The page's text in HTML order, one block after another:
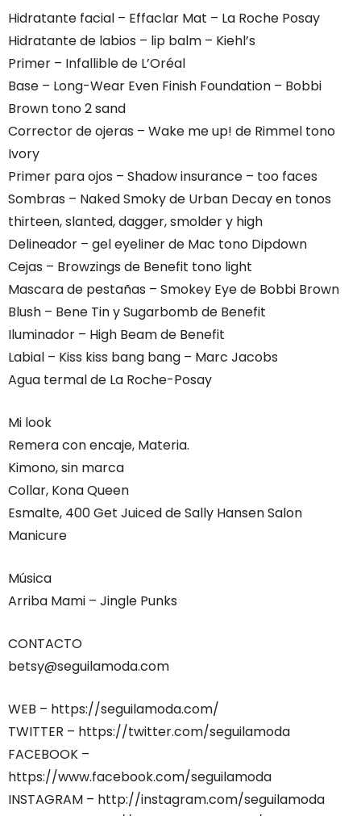
Hidratante facial – Effaclar Mat – La Roche Posay
Hidratante de labios – lip balm – Kiehl’s
Primer – Infallible de L’Oréal
Base – Long-Wear Even Finish Foundation – Bobbi
Brown tono 2 sand
Corrector de ojeras – Wake me up! de Rimmel tono
Ivory
Primer para ojos – Shadow insurance – too faces
Sombras – Naked Smoky de Urban Decay en tonos
thirteen, slanted, dagger, smolder y high
Delineador – gel eyeliner de Mac tono Dipdown
Cejas – Browzings de Benefit tono light
Mascara de pestañas – Smokey Eye de Bobbi Brown
Blush – Bene Tin y Sugarbomb de Benefit
Iluminador – High Beam de Benefit
Labial – Kiss kiss bang bang – Marc Jacobs
Agua termal de La Roche-Posay
Mi look
Remera con encaje, Materia.
Kimono, sin marca
Collar, Kona Queen
Esmalte, 400 Get Juiced de Sally Hansen Salon
Manicure
Música
Arriba Mami – Jingle Punks
CONTACTO
betsy@seguilamoda.com
WEB – https://seguilamoda.com/
TWITTER – https://twitter.com/seguilamoda
FACEBOOK –
https://www.facebook.com/seguilamoda
INSTAGRAM – http://instagram.com/seguilamoda